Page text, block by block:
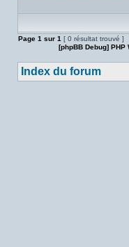
Page 1 sur 1 [ 0 résultat trouvé ]
[phpBB Debug] PHP
Index du forum